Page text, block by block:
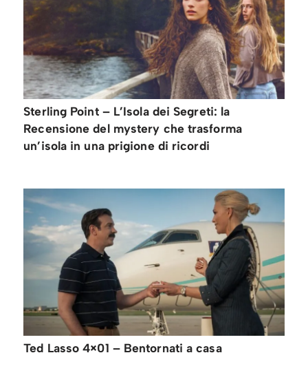
Sterling Point – L’Isola dei Segreti: la
Recensione del mystery che trasforma
un’isola in una prigione di ricordi
Ted Lasso 4×01 – Bentornati a casa